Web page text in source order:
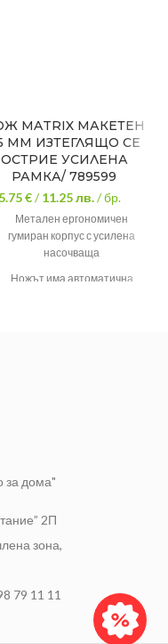
MATRIX МАКЕТЕН
ММ ИЗТЕГЛЯЩО СЕ
ОСТРИЕ УСИЛЕНА
РАМКА/ 789599
5.75 €/11.25лв./ бр.
Метален ергономичен
гумиран корпус с усилена
насочваща
Ножът има автоматична
за дома"
2П
зона,
79 11 11